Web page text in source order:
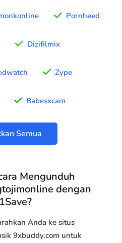
Pornheed
Dizifilmix
Zype
Babesxcam
Semua
Mengunduh
dengan
Anda ke situs
9xbuddy.com untuk